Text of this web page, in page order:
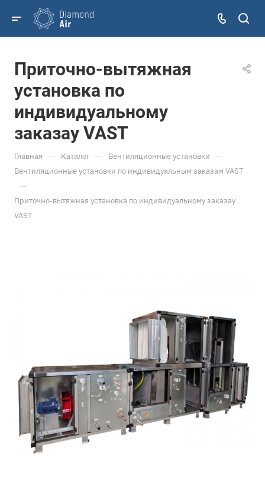
Приточно-вытяжная
установка по
индивидуальному
заказау VAST
Главная — Каталог — Вентиляционные установки —
Вентиляционные установки по индивидуальным заказам VAST
—
Приточно-вытяжная установка по индивидуальному заказау
VAST